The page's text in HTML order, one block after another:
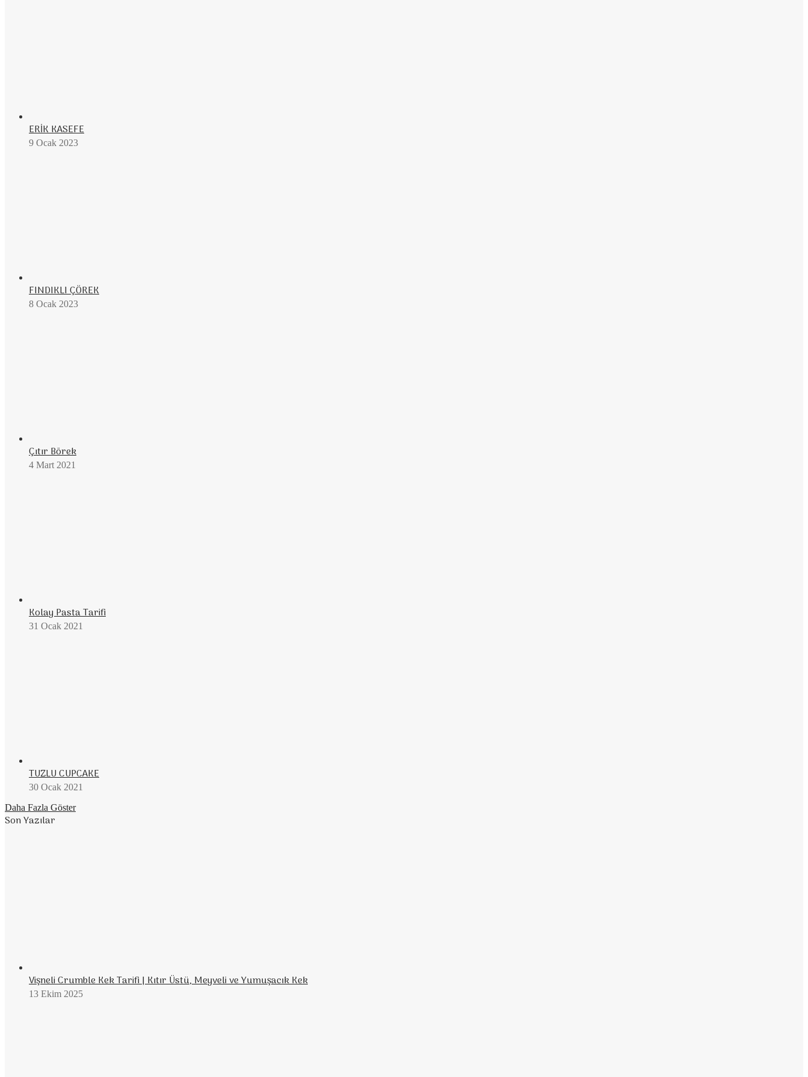
ERİK KASEFE
9 Ocak 2023
FINDIKLI ÇÖREK
8 Ocak 2023
Çıtır Börek
4 Mart 2021
Kolay Pasta Tarifi
31 Ocak 2021
TUZLU CUPCAKE
30 Ocak 2021
Daha Fazla Göster
Son Yazılar
Vişneli Crumble Kek Tarifi | Kıtır Üstü, Meyveli ve Yumuşacık Kek
13 Ekim 2025